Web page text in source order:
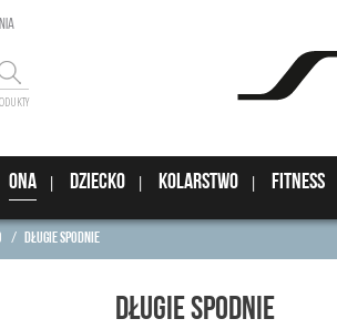
ONA DZIECKO KOLARSTWO FITNESS
/ długie spodnie
DŁUGIE SPODNIE